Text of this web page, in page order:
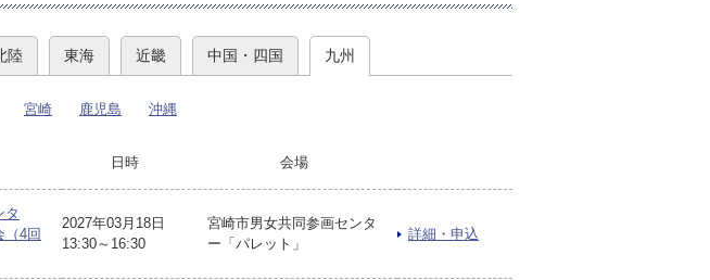
陸 東海 近畿 中国・四国 九州
宮崎 鹿児島 沖縄
日時 会場
タ
4回
2027年03月18日
13:30～16:30
宮崎市男女共同参画センタ
ー「パレット」
詳細・申込